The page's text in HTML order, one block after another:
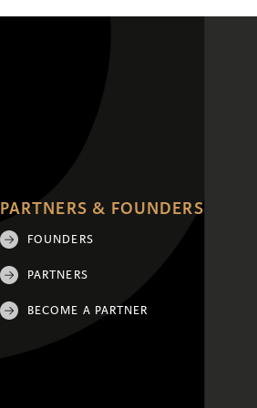
PARTNERS & FOUNDERS
FOUNDERS
PARTNERS
BECOME A PARTNER